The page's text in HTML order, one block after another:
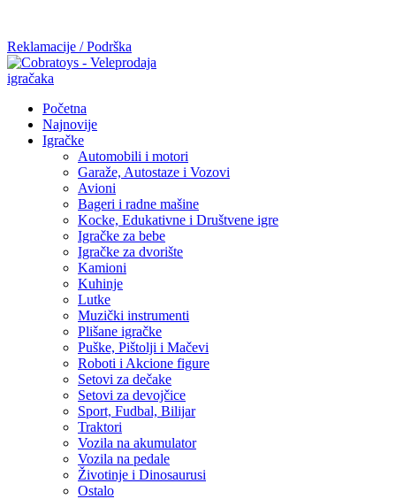
Reklamacije / Podrška
Početna
Najnovije
Igračke
Automobili i motori
Garaže, Autostaze i Vozovi
Avioni
Bageri i radne mašine
Kocke, Edukativne i Društvene igre
Igračke za bebe
Igračke za dvorište
Kamioni
Kuhinje
Lutke
Muzički instrumenti
Plišane igračke
Puške, Pištolji i Mačevi
Roboti i Akcione figure
Setovi za dečake
Setovi za devojčice
Sport, Fudbal, Bilijar
Traktori
Vozila na akumulator
Vozila na pedale
Životinje i Dinosaurusi
Ostalo